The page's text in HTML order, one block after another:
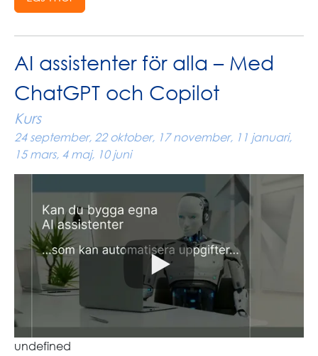
AI assistenter för alla – Med
ChatGPT och Copilot
Kurs
24 september, 22 oktober, 17 november, 11 januari,
15 mars, 4 maj, 10 juni
undefined